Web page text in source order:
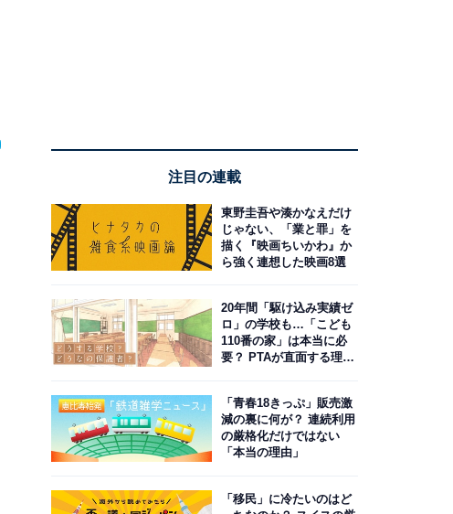
注目の連載
東野圭吾や湊かなえだけ
じゃない、「業と罪」を
描く『映画ちいかわ』か
ら強く連想した映画8選
20年間「駆け込み実績ゼ
ロ」の学校も…「こども
110番の家」は本当に必
要？ PTAが直面する理想
「青春18きっぷ」販売激
減の裏に何が？ 連続利用
の厳格化だけではない
「本当の理由」
「移民」に冷たいのはど